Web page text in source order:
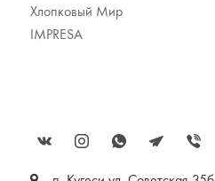
Хлопковый Мир
IMPRESA